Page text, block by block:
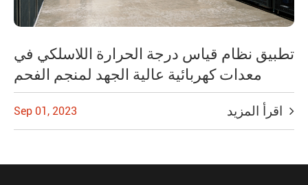
تطبيق نظام قياس درجة الحرارة اللاسلكي في
معدات كهربائية عالية الجهد لمنجم الفحم
Sep 01, 2023